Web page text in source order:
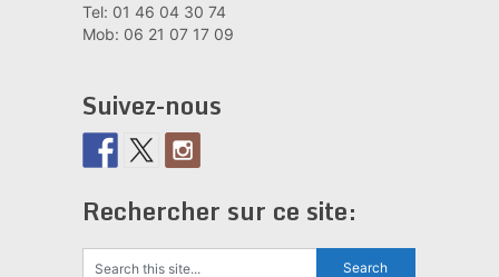
Tel: 01 46 04 30 74
Mob: 06 21 07 17 09
Suivez-nous
Rechercher sur ce site: